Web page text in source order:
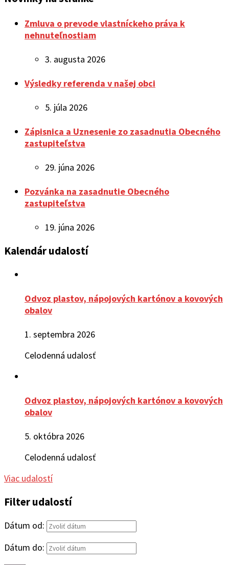
Zmluva o prevode vlastníckeho práva k
nehnuteľnostiam
3. augusta 2026
Výsledky referenda v našej obci
5. júla 2026
Zápisnica a Uznesenie zo zasadnutia Obecného
zastupiteľstva
29. júna 2026
Pozvánka na zasadnutie Obecného
zastupiteľstva
19. júna 2026
Kalendár udalostí
Odvoz plastov, nápojových kartónov a kovových
obalov
1. septembra 2026
Celodenná udalosť
Odvoz plastov, nápojových kartónov a kovových
obalov
5. októbra 2026
Celodenná udalosť
Viac udalostí
Filter udalostí
Dátum od:
Dátum do: